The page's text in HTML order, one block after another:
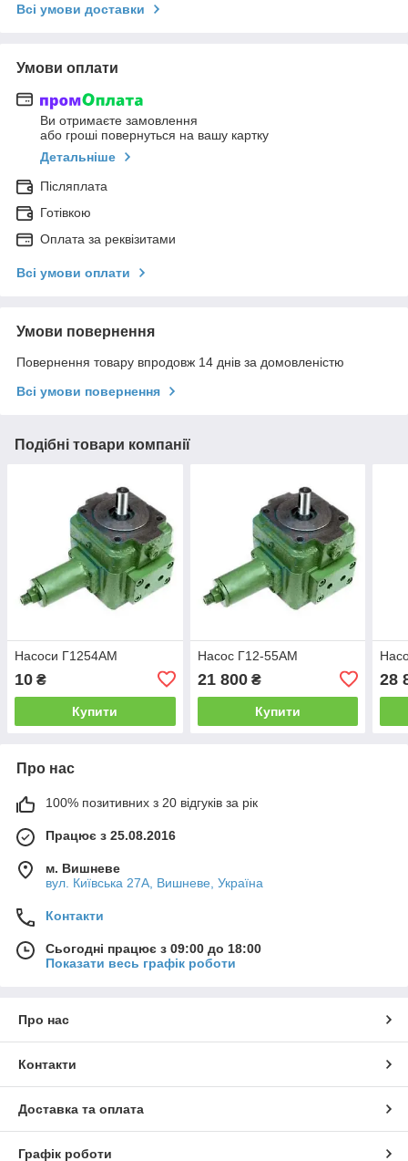
Всі умови доставки
Умови оплати
Ви отримаєте замовлення
або гроші повернуться на вашу картку
Детальніше
Післяплата
Готівкою
Оплата за реквізитами
Всі умови оплати
Умови повернення
Повернення товару впродовж 14 днів за домовленістю
Всі умови повернення
Подібні товари компанії
Насоси Г1254АМ
10 ₴
Купити
Насос Г12-55АМ
21 800₴
Купити
28
Про нас
100% позитивних з 20 відгуків за рік
Працює з 25.08.2016
м. Вишневе
вул. Київська 27А, Вишневе, Україна
Контакти
Сьогодні працює з 09:00 до 18:00
Показати весь графік роботи
Про нас
Контакти
Доставка та оплата
Графік роботи